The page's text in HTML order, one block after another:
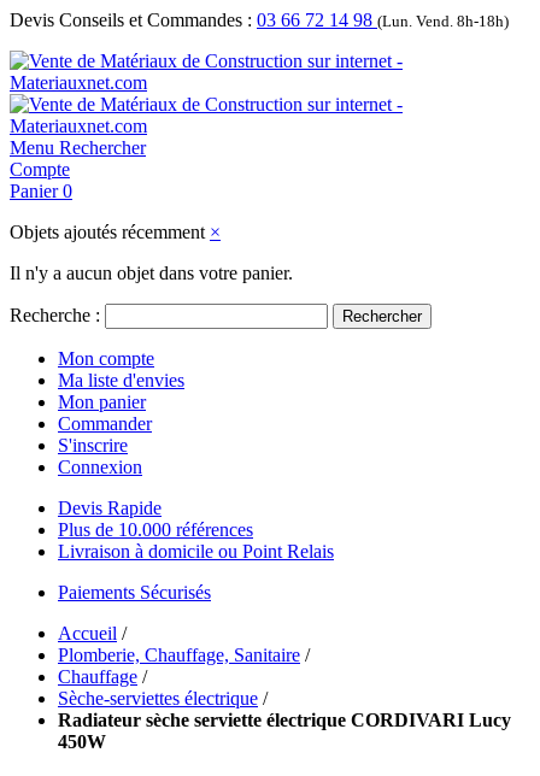
Devis Conseils et Commandes : 03 66 72 14 98 (Lun. Vend. 8h-18h)
Menu Rechercher
Compte
Panier 0
Objets ajoutés récemment ×
Il n'y a aucun objet dans votre panier.
Recherche : Rechercher
Mon compte
Ma liste d'envies
Mon panier
Commander
S'inscrire
Connexion
Devis Rapide
Plus de 10.000 références
Livraison à domicile ou Point Relais
Paiements Sécurisés
Accueil /
Plomberie, Chauffage, Sanitaire /
Chauffage /
Sèche-serviettes électrique /
Radiateur sèche serviette électrique CORDIVARI Lucy
450W